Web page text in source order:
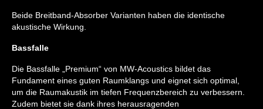
Beide Breitband-Absorber Varianten haben die identische
akustische Wirkung.
Bassfalle
Die Bassfalle „Premium“ von MW-Acoustics bildet das
Fundament eines guten Raumklangs und eignet sich optimal,
um die Raumakustik im tiefen Frequenzbereich zu verbessern.
Zudem bietet sie dank ihres herausragenden